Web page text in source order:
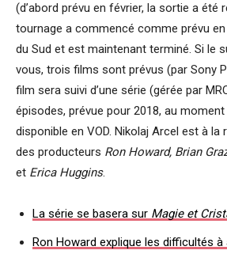
(d’abord prévu en février, la sortie a été
tournage a commencé comme prévu
du Sud et est maintenant terminé. Si le
vous, trois films sont prévus (par Sony
film sera suivi d’une série (gérée par
épisodes, prévue pour 2018, au
disponible en VOD. Nikolaj Arcel est à la
des producteurs Ron Howard, Brian
et Erica Huggins.
La série se basera sur Magie et
Ron Howard explique les difficultés à